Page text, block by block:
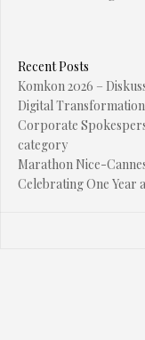
Recent Posts
Komkon 2026 –
Digital
Corporate
category
Marathon Nice-
Celebrating One Year